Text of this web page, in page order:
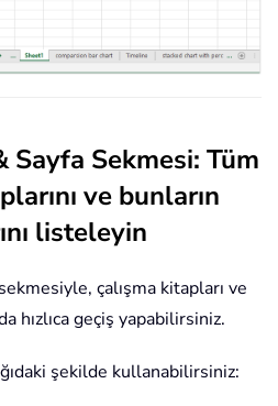
Sayfa Sekmesi: Tüm
ve bunların
listeleyin
çalışma kitapları ve
hızlıca geçiş yapabilirsiniz.
şekilde kullanabilirsiniz: